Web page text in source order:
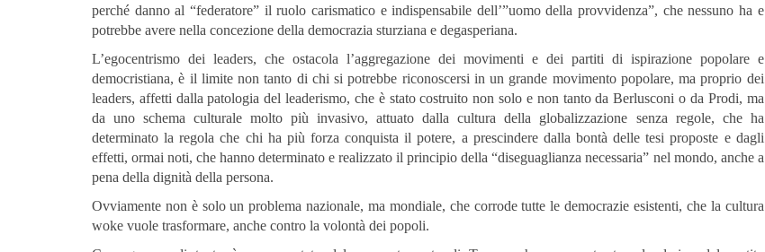
perché danno al “federatore” il ruolo carismatico e indispensabile dell’”uomo della provvidenza”, che nessuno ha e
potrebbe avere nella concezione della democrazia sturziana e degasperiana.
L’egocentrismo dei leaders, che ostacola l’aggregazione dei movimenti e dei partiti di ispirazione popolare e
democristiana, è il limite non tanto di chi si potrebbe riconoscersi in un grande movimento popolare, ma proprio dei
leaders, affetti dalla patologia del leaderismo, che è stato costruito non solo e non tanto da Berlusconi o da Prodi, ma
da uno schema culturale molto più invasivo, attuato dalla cultura della globalizzazione senza regole, che ha
determinato la regola che chi ha più forza conquista il potere, a prescindere dalla bontà delle tesi proposte e dagli
effetti, ormai noti, che hanno determinato e realizzato il principio della “diseguaglianza necessaria” nel mondo, anche a
pena della dignità della persona.
Ovviamente non è solo un problema nazionale, ma mondiale, che corrode tutte le democrazie esistenti, che la cultura
woke vuole trasformare, anche contro la volontà dei popoli.